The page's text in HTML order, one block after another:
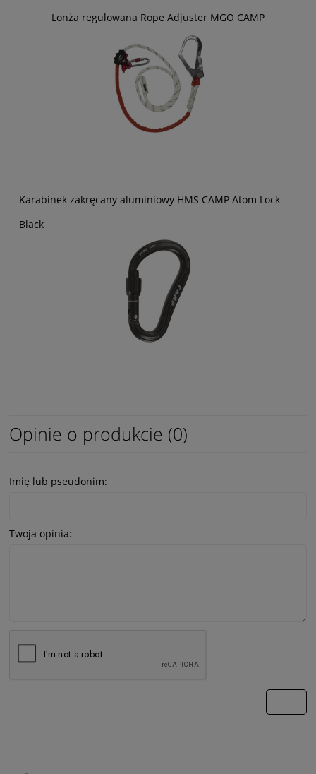
Lonża regulowana Rope Adjuster MGO CAMP
Karabinek zakręcany aluminiowy HMS CAMP Atom Lock
Black
Opinie o produkcie (0)
Imię lub pseudonim:
Twoja opinia: